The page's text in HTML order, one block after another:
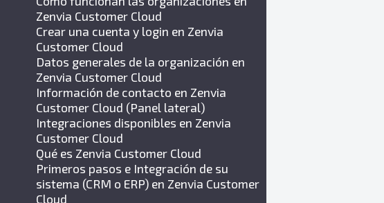
Zenvia Customer Cloud
Crear una cuenta y login en Zenvia
Customer Cloud
Datos generales de la organización en
Zenvia Customer Cloud
Información de contacto en Zenvia
Customer Cloud (Panel lateral)
Integraciones disponibles en Zenvia
Customer Cloud
Qué es Zenvia Customer Cloud
Primeros pasos e Integración de su
sistema (CRM o ERP) en Zenvia Customer
Cloud